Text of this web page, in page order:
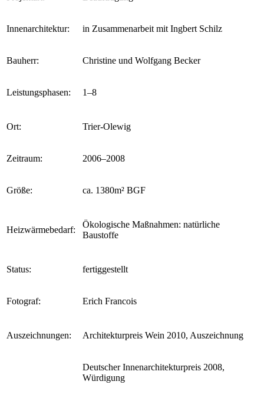
Innenarchitektur: in Zusammenarbeit mit Ingbert Schilz
Bauherr: Christine und Wolfgang Becker
Leistungsphasen: 1–8
Ort: Trier-Olewig
Zeitraum: 2006–2008
Größe: ca. 1380m² BGF
Heizwärmebedarf:
Ökologische Maßnahmen: natürliche
Baustoffe
Status: fertiggestellt
Fotograf: Erich Francois
Auszeichnungen: Architekturpreis Wein 2010, Auszeichnung
Deutscher Innenarchitekturpreis 2008,
Würdigung